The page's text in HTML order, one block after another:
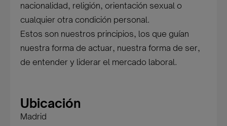
nacionalidad, religión, orientación sexual o
cualquier otra condición personal.
Estos son nuestros principios, los que guían
nuestra forma de actuar, nuestra forma de ser,
de entender y liderar el mercado laboral.
Ubicación
Madrid